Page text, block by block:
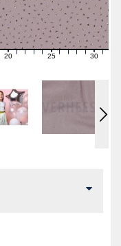
2021222324 2627282930 31